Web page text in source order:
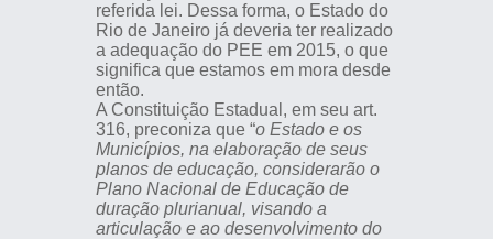
referida lei. Dessa forma, o Estado do
Rio de Janeiro já deveria ter realizado
a adequação do PEE em 2015, o que
significa que estamos em mora desde
então.
A Constituição Estadual, em seu art.
316, preconiza que “o Estado e os
Municípios, na elaboração de seus
planos de educação, considerarão o
Plano Nacional de Educação de
duração plurianual, visando a
articulação e ao desenvolvimento do